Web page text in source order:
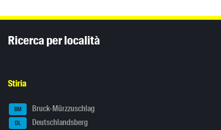
Ricerca per località
Stiria
BM Bruck-Mürzzuschlag
DL Deutschlandsberg